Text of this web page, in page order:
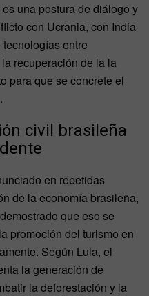
una postura de diálogo y
con Ucrania, con India
entre
recuperación de la la
para que se concrete el
civil brasileña
en repetidas
de la economía brasileña,
que eso se
promoción del turismo en
Según Lula, el
la generación de
la deforestación y la